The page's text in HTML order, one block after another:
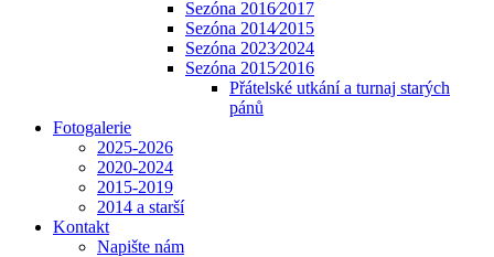
Sezóna 2016⁄2017
Sezóna 2014⁄2015
Sezóna 2023⁄2024
Sezóna 2015⁄2016
Přátelské utkání a turnaj starých
pánů
Fotogalerie
2025-2026
2020-2024
2015-2019
2014 a starší
Kontakt
Napište nám